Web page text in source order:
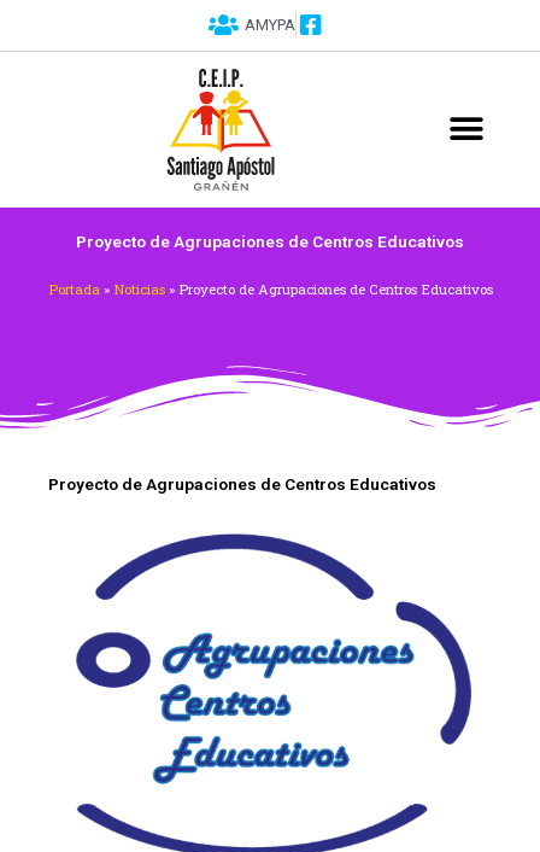
AMYPA
Proyecto de Agrupaciones de Centros Educativos
Portada » Noticias» Proyecto de Agrupaciones de Centros Educativos
Proyecto de Agrupaciones de Centros Educativos